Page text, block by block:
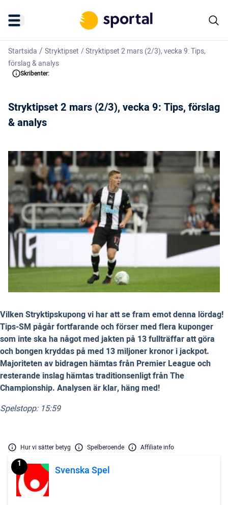
Startsida / Stryktipset /Stryktipset 2 mars (2/3), vecka 9: Tips,
förslag & analys
Skribenter:
Stryktipset 2 mars (2/3), vecka 9: Tips, förslag
& analys
Vilken Stryktipskupong vi har att se fram emot denna lördag!
Tips-SM pågår fortfarande och förser med flera kuponger
som inte ska ha något med jakten på 13 fullträffar att göra
och bongen kryddas på med 13 miljoner kronor i jackpot.
Majoriteten av bidragen hämtas från Premier League och
resterande inslag hämtas traditionsenligt från The
Championship. Analysen är klar, häng med!
Spelstopp: 15:59
Hur vi sätter betyg Spelberoende Affiliate info
Svenska Spel
1